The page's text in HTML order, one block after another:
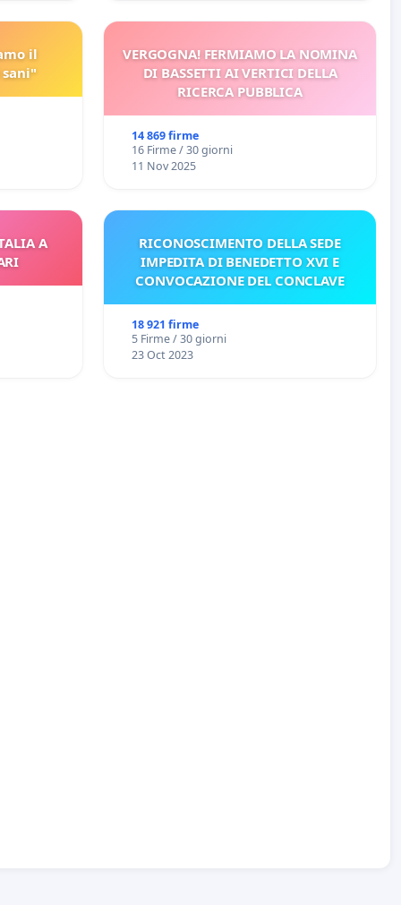
il
VERGOGNA! FERMIAMO LA NOMINA
DI BASSETTI AI VERTICI DELLA
RICERCA PUBBLICA
14 869 firme
16 Firme / 30 giorni
11 Nov 2025
A
RICONOSCIMENTO DELLA SEDE
IMPEDITA DI BENEDETTO XVI E
CONVOCAZIONE DEL CONCLAVE
18 921 firme
5 Firme / 30 giorni
23 Oct 2023